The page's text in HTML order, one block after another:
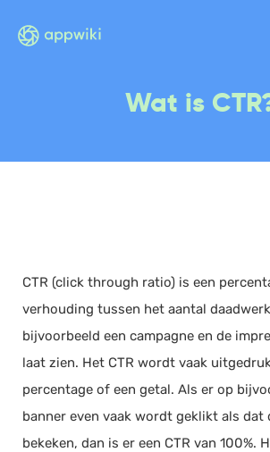
Scan en herken
CRM
Sales
Urenregistratie
Offerte
Documentmanagement
Wat is
CTR (click through ratio) is een
verhouding tussen het aantal
bijvoorbeeld een campagne en de
laat zien. Het CTR wordt vaak
percentage of een getal. Als er op
banner even vaak wordt geklikt als dat
bekeken, dan is er een CTR van 100%.